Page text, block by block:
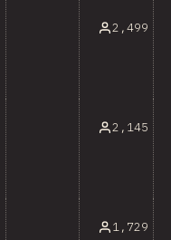
2,499
2,145
1,729